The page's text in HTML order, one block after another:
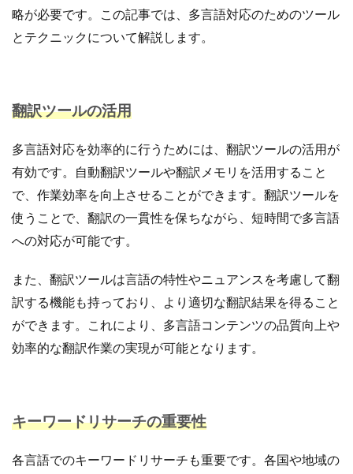
略が必要です。この記事では、多言語対応のためのツール
とテクニックについて解説します。
翻訳ツールの活用
多言語対応を効率的に行うためには、翻訳ツールの活用が
有効です。自動翻訳ツールや翻訳メモリを活用すること
で、作業効率を向上させることができます。翻訳ツールを
使うことで、翻訳の一貫性を保ちながら、短時間で多言語
への対応が可能です。
また、翻訳ツールは言語の特性やニュアンスを考慮して翻
訳する機能も持っており、より適切な翻訳結果を得ること
ができます。これにより、多言語コンテンツの品質向上や
効率的な翻訳作業の実現が可能となります。
キーワードリサーチの重要性
各言語でのキーワードリサーチも重要です。各国や地域の